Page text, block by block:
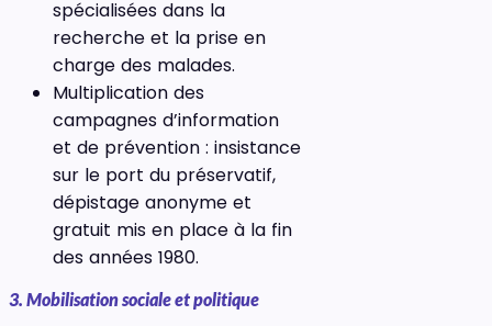
spécialisées dans la
recherche et la prise en
charge des malades.
Multiplication des
campagnes d’information
et de prévention : insistance
sur le port du préservatif,
dépistage anonyme et
gratuit mis en place à la fin
des années 1980.
3. Mobilisation sociale et politique